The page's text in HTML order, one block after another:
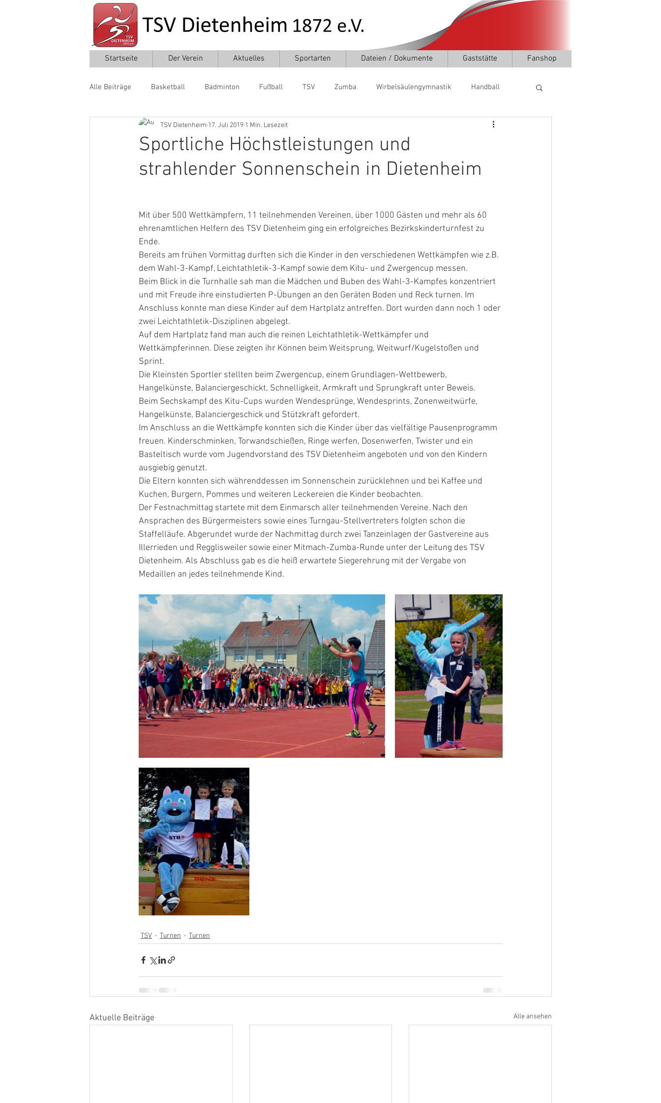
Startseite Der Verein Aktuelles Sportarten Dateien / Dokumente Gaststätte Fanshop
Alle Beiträge Basketball Badminton Fußball TSV Zumba Wirbelsäulengymnastik Handball
Leichtathletik Taekwondo Tischtennis Turnen
Sportliche Höchstleistungen und
strahlender Sonnenschein in Dietenheim
TSV Dietenheim 17. Juli 2019 1 Min. Lesezeit
Mit über 500 Wettkämpfern, 11 teilnehmenden Vereinen, über 1000 Gästen und mehr als 60
ehrenamtlichen Helfern des TSV Dietenheim ging ein erfolgreiches Bezirkskinderturnfest zu
Ende.
Bereits am frühen Vormittag durften sich die Kinder in den verschiedenen Wettkämpfen wie z.B.
dem Wahl-3-Kampf, Leichtathletik-3-Kampf sowie dem Kitu- und Zwergencup messen.
Beim Blick in die Turnhalle sah man die Mädchen und Buben des Wahl-3-Kampfes konzentriert
und mit Freude ihre einstudierten P-Übungen an den Geräten Boden und Reck turnen. Im
Anschluss konnte man diese Kinder auf dem Hartplatz antreffen. Dort wurden dann noch 1 oder
zwei Leichtathletik-Disziplinen abgelegt.
Auf dem Hartplatz fand man auch die reinen Leichtathletik-Wettkämpfer und
Wettkämpferinnen. Diese zeigten ihr Können beim Weitsprung, Weitwurf/Kugelstoßen und
Sprint.
Die Kleinsten Sportler stellten beim Zwergencup, einem Grundlagen-Wettbewerb,
Hangelkünste, Balanciergeschickt, Schnelligkeit, Armkraft und Sprungkraft unter Beweis.
Beim Sechskampf des Kitu-Cups wurden Wendesprünge, Wendesprints, Zonenweitwürfe,
Hangelkünste, Balanciergeschick und Stützkraft gefordert.
Im Anschluss an die Wettkämpfe konnten sich die Kinder über das vielfältige Pausenprogramm
freuen. Kinderschminken, Torwandschießen, Ringe werfen, Dosenwerfen, Twister und ein
Basteltisch wurde vom Jugendvorstand des TSV Dietenheim angeboten und von den Kindern
ausgiebig genutzt.
Die Eltern konnten sich währenddessen im Sonnenschein zurücklehnen und bei Kaffee und
Kuchen, Burgern, Pommes und weiteren Leckereien die Kinder beobachten.
Der Festnachmittag startete mit dem Einmarsch aller teilnehmenden Vereine. Nach den
Ansprachen des Bürgermeisters sowie eines Turngau-Stellvertreters folgten schon die
Staffelläufe. Abgerundet wurde der Nachmittag durch zwei Tanzeinlagen der Gastvereine aus
Illerrieden und Regglisweiler sowie einer Mitmach-Zumba-Runde unter der Leitung des TSV
Dietenheim. Als Abschluss gab es die heiß erwartete Siegerehrung mit der Vergabe von
Medaillen an jedes teilnehmende Kind.
TSV Turnen Turnen
Aktuelle Beiträge Alle ansehen